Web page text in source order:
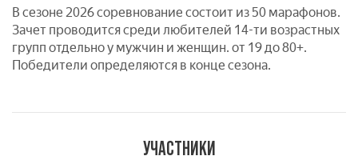
В сезоне 2026 соревнование состоит из 50 марафонов.
Зачет проводится среди любителей 14-ти возрастных
групп отдельно у мужчин и женщин. от 19 до 80+.
Победители определяются в конце сезона.
УЧАСТНИКИ